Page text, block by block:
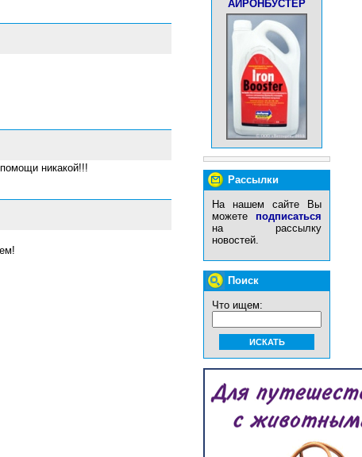
АЙРОНБУСТЕР
Рассылки
На нашем сайте Вы
можете подписаться
на рассылку
новостей.
Поиск
Что ищем:
никакой!!!